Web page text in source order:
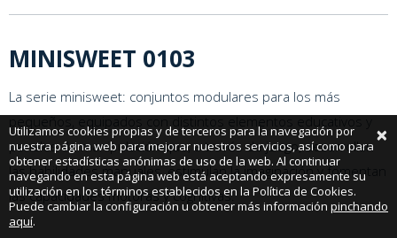
MINISWEET 0103
La serie minisweet: conjuntos modulares para los más
paneles de manipulación que, a través de juego, desarrollan
las habilidades manuales, estimulan la imaginación y fomentan
las capacidades motoras y cognitivas.
×
Utilizamos cookies propias y de terceros para la navegación por
nuestra página web para mejorar nuestros servicios, así como para
obtener estadísticas anónimas de uso de la web. Al continuar
navegando en esta página web está aceptando expresamente su
utilización en los términos establecidos en la Política de Cookies.
Puede cambiar la configuración u obtener más información pinchando
aquí.